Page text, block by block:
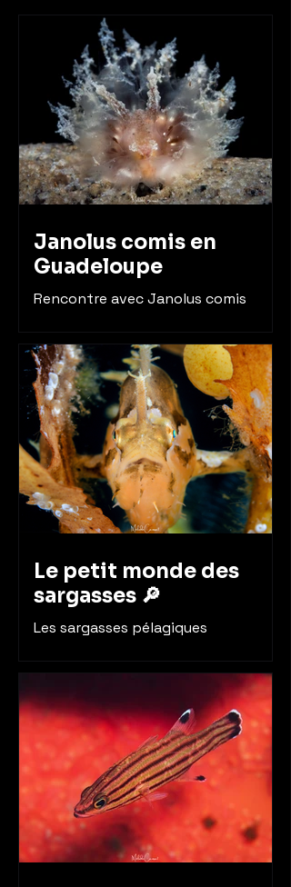
Janolus comis en
Guadeloupe
Rencontre avec Janolus comis
rencontre avec une Janolus à Bali.
Le petit monde des
sargasses 🔎
Les sargasses pélagiques
abritants de nombreuses espèces.